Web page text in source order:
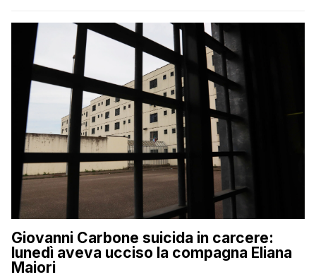
Giovanni Carbone suicida in carcere:
lunedì aveva ucciso la compagna Eliana
Maiori